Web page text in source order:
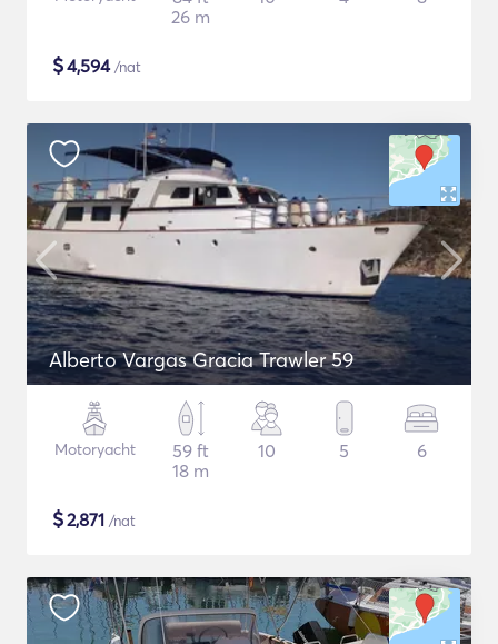
26 m
$4,594/nat
Alberto Vargas Gracia Trawler 59
Motoryacht
59 ft
18 m
10 5 6
$2,871 /nat